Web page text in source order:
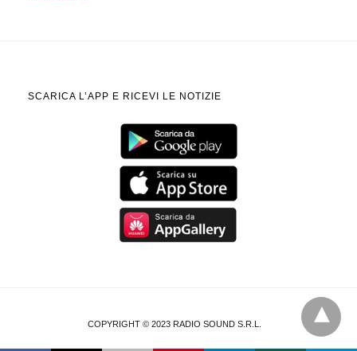
SCARICA L’APP E RICEVI LE NOTIZIE
COPYRIGHT © 2023 RADIO SOUND S.R.L.